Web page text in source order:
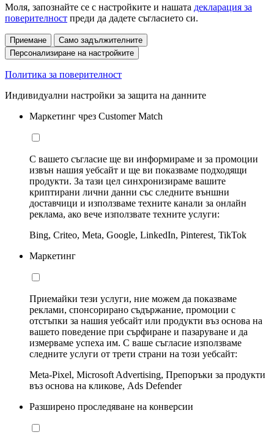
Моля, запознайте се с настройките и нашата декларация за
поверителност преди да дадете съгласието си.
Приемане
Само задължителните
Персонализиране на настройките
Политика за поверителност
Индивидуални настройки за защита на данните
Маркетинг чрез Customer Match
С вашето съгласие ще ви информираме и за промоции
извън нашия уебсайт и ще ви показваме подходящи
продукти. За тази цел синхронизираме вашите
криптирани лични данни със следните външни
доставчици и използваме техните канали за онлайн
реклама, ако вече използвате техните услуги:
Bing, Criteo, Meta, Google, LinkedIn, Pinterest, TikTok
Маркетинг
Приемайки тези услуги, ние можем да показваме
реклами, спонсорирано съдържание, промоции с
отстъпки за нашия уебсайт или продукти въз основа на
вашето поведение при сърфиране и пазаруване и да
измерваме успеха им. С ваше съгласие използваме
следните услуги от трети страни на този уебсайт:
Meta-Pixel, Microsoft Advertising, Препоръки за продукти
въз основа на кликове, Ads Defender
Разширено проследяване на конверсии